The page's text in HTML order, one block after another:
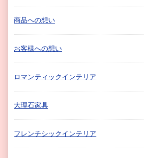
商品への想い
お客様への想い
ロマンティックインテリア
大理石家具
フレンチシックインテリア